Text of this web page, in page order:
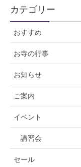
カテゴリー
おすすめ
お寺の行事
お知らせ
ご案内
イベント
講習会
セール